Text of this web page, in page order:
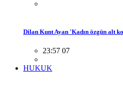
Dilan Kunt Ayan 'Kadın özgün alt
23:57 07
HUKUK